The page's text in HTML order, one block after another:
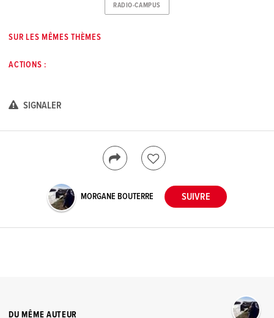
RADIO-CAMPUS
SUR LES MÊMES THÈMES
ACTIONS :
SIGNALER
MORGANE BOUTERRE
DU MÊME AUTEUR